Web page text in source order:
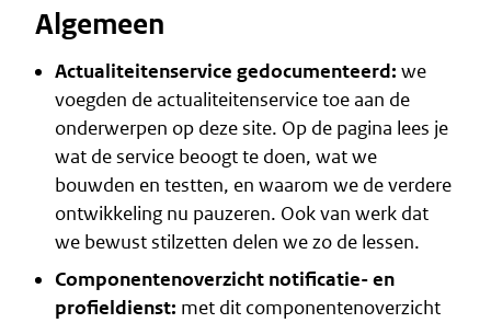
Algemeen
Actualiteitenservice gedocumenteerd: we
voegden deactualiteitenservicetoe aan de
onderwerpen op deze site. Op de pagina lees je
wat de service beoogt te doen, wat we
bouwden en testten, en waarom we de verdere
ontwikkeling nu pauzeren. Ook van werk dat
we bewust stilzetten delen we zo de lessen.
Componentenoverzicht notificatie- en
profieldienst: met dit componentenoverzicht